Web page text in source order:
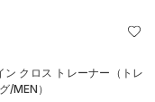
ン クロス トレーナー（トレ
/MEN）